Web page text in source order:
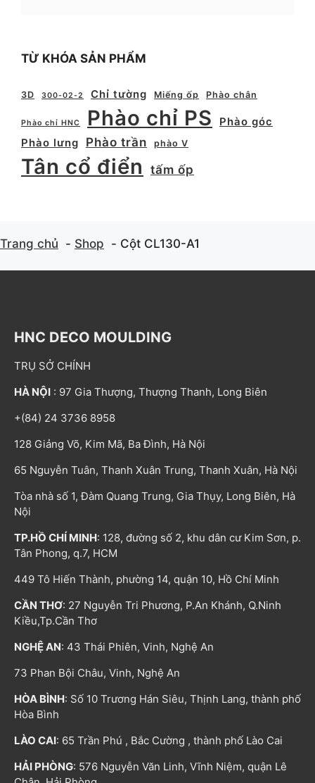
TỪ KHÓA SẢN PHẨM
3D 300-02-2 Chỉ tường Miếng ốp Phào chân
Phào chỉ HNC Phào chỉ PS
Phào góc
Phào lưng
Phào trần phào V
Tân cổ điển tấm ốp
Trang chủ Shop Cột CL130-A1
HNC DECO MOULDING
TRỤ SỞ CHÍNH
HÀ NỘI : 97 Gia Thượng, Thượng Thanh, Long Biên
+(84) 24 3736 8958
128 Giảng Võ, Kim Mã, Ba Đình, Hà Nội
65 Nguyễn Tuân, Thanh Xuân Trung, Thanh Xuân, Hà Nội
Tòa nhà số 1, Đàm Quang Trung, Gia Thụy, Long Biên, Hà
Nội
TP.HỒ CHÍ MINH: 128, đường số 2, khu dân cư Kim Sơn, p.
Tân Phong, q.7, HCM
449 Tô Hiến Thành, phường 14, quận 10, Hồ Chí Minh
CẦN THƠ: 27 Nguyễn Tri Phương, P.An Khánh, Q.Ninh
Kiều,Tp.Cần Thơ
NGHỆ AN: 43 Thái Phiên, Vinh, Nghệ An
73 Phan Bội Châu, Vinh, Nghệ An
HÒA BÌNH: Số 10 Trương Hán Siêu, Thịnh Lang, thành phố
Hòa Bình
LÀO CAI: 65 Trần Phú , Bắc Cường , thành phố Lào Cai
HẢI PHÒNG: 576 Nguyễn Văn Linh, Vĩnh Niệm, quận Lê